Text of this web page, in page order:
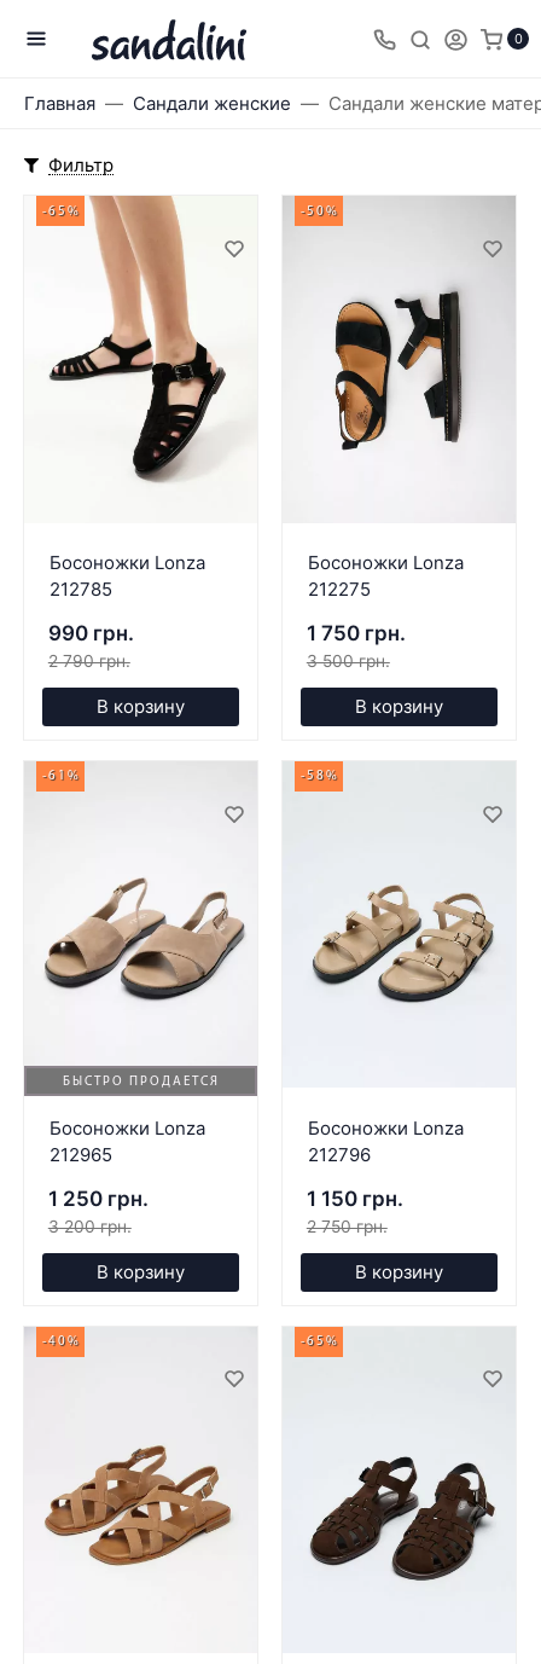
0
Главная Сандали женские Сандали женские
Фильтр
-65%
Босоножки Lonza
212785
990 грн.
2 790 грн.
В корзину
-50%
Босоножки Lonza
212275
1 750 грн.
3 500 грн.
В корзину
БЫСТРО ПРОДАЕТСЯ
-61%
Босоножки Lonza
212965
1 250 грн.
3 200 грн.
В корзину
-58%
Босоножки Lonza
212796
1 150 грн.
2 750 грн.
В корзину
-40% -65%